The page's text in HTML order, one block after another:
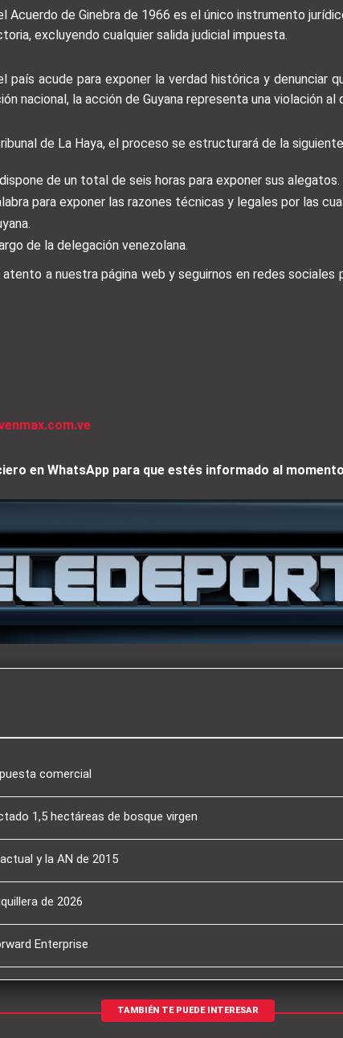
Acuerdo de Ginebra de 1966 es el único instrumento
excluyendo cualquier salida judicial impuesta.
país acude para exponer la verdad histórica y
nacional, la acción de Guyana representa una violación al
de La Haya, el proceso se estructurará de la
de un total de seis horas para exponer sus alegatos.
para exponer las razones técnicas y legales por las
de la delegación venezolana.
a nuestra página web y seguirnos en redes
en WhatsApp para que estés informado al
comercial
1,5 hectáreas de bosque virgen
y la AN de 2015
de 2026
Enterprise
TAMBIÉN TE PUEDE INTERESAR